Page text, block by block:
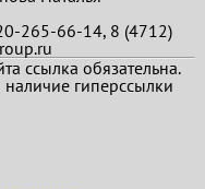
265-66-14, 8 (4712)
ссылка обязательна.
гиперссылки